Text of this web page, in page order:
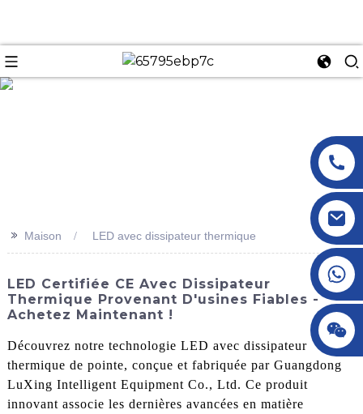
>> Maison LED avec dissipateur thermique
LED Certifiée CE Avec Dissipateur
Thermique Provenant D'usines Fiables -
Achetez Maintenant !
Découvrez notre technologie LED avec dissipateur
thermique de pointe, conçue et fabriquée par Guangdong
LuXing Intelligent Equipment Co., Ltd. Ce produit
innovant associe les dernières avancées en matière